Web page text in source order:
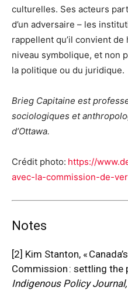
culturelles. Ses acteurs
d’un adversaire – les
rappellent qu’il convient
niveau symbolique, et non
la politique ou du juridique.
Brieg Capitaine est
sociologiques et
d’Ottawa.
Crédit photo: https://
avec-la-commission-de-
Notes
[2] Kim Stanton, «
Commission : settling the
Indigenous Policy Journal,